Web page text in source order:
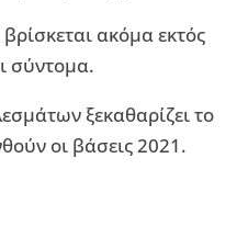
ακόμα εκτός
σύντομα.
ξεκαθαρίζει το
οι βάσεις 2021.